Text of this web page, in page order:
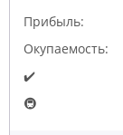
Прибыль:
Окупаемость:
✔️
🚇